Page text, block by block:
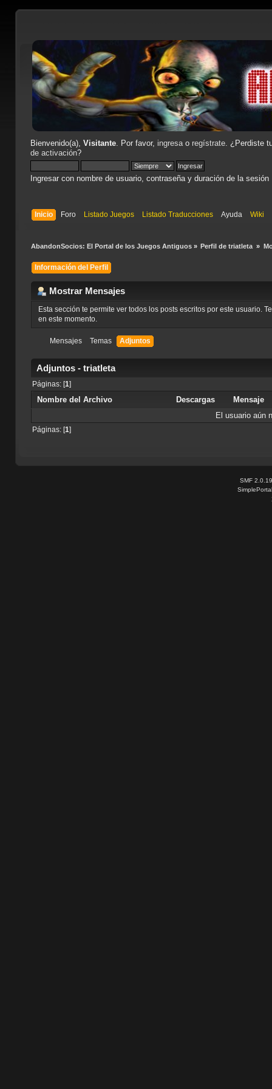
Bienvenido(a), Visitante. Por favor, ingresao regístrate. ¿Perdiste
de activación?
Ingresar con nombre de usuario, contraseña y duración de la sesión
Inicio Foro Listado Juegos Listado Traducciones Ayuda Wiki
AbandonSocios: El Portal de los Juegos Antiguos» Perfil de triatleta »
Información del Perfil
Mostrar Mensajes
Esta sección te permite ver todos los posts escritos por este usuario.
en este momento.
Mensajes Temas Adjuntos
Adjuntos - triatleta
Páginas: [1]
Nombre del Archivo Descargas
Mensaje
El usuario aún
Páginas: [1]
SMF 2.0.19